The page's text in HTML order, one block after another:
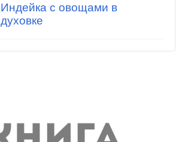
Индейка с овощами в
духовке